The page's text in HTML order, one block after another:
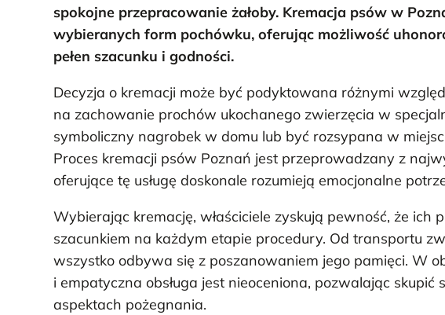
spokojne przepracowanie żałoby. Kremacja psów w
wybieranych form pochówku, oferując możliwość
pełen szacunku i godności.
Decyzja o kremacji może być podyktowana różnymi
na zachowanie prochów ukochanego zwierzęcia w
symboliczny nagrobek w domu lub być rozsypana w
Proces kremacji psów Poznań jest przeprowadzany z
oferujące tę usługę doskonale rozumieją emocjonalne
Wybierając kremację, właściciele zyskują pewność, że
szacunkiem na każdym etapie procedury. Od transportu
wszystko odbywa się z poszanowaniem jego pamięci. W
i empatyczna obsługa jest nieoceniona, pozwalając skupić
aspektach pożegnania.